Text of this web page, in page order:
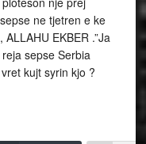
ne tjetren e ke
EKBER .”Ja
sepse Serbia
kujt syrin kjo ?